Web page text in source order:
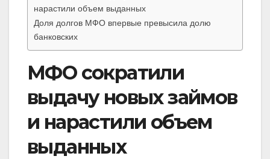
нарастили объем выданных
Доля долгов МФО впервые превысила долю
банковских
МФО сократили
выдачу новых займов
и нарастили объем
выданных